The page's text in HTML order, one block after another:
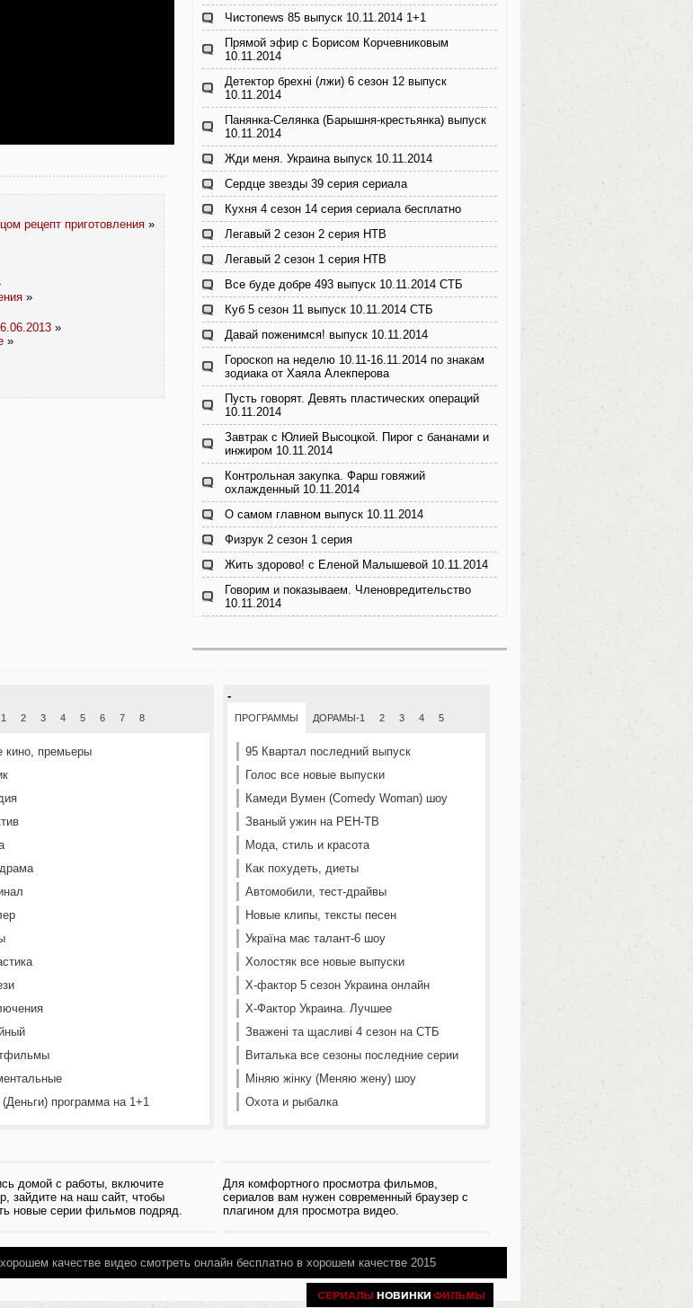
рецепт приготовления »
»
»
»
Чистоnews 85 выпуск 10.11.2014 1+1
Прямой эфир с Борисом Корчевниковым
10.11.2014
Детектор брехні (лжи) 6 сезон 12 выпуск
10.11.2014
Панянка-Селянка (Барышня-крестьянка) выпуск
10.11.2014
Жди меня. Украина выпуск 10.11.2014
Сердце звезды 39 серия сериала
Кухня 4 сезон 14 серия сериала бесплатно
Легавый 2 сезон 2 серия НТВ
Легавый 2 сезон 1 серия НТВ
Все буде добре 493 выпуск 10.11.2014 СТБ
Куб 5 сезон 11 выпуск 10.11.2014 СТБ
Давай поженимся! выпуск 10.11.2014
Гороскоп на неделю 10.11-16.11.2014 по знакам
зодиака от Хаяла Алекперова
Пусть говорят. Девять пластических операций
10.11.2014
Завтрак с Юлией Высоцкой. Пирог с бананами и
инжиром 10.11.2014
Контрольная закупка. Фарш говяжий
охлажденный 10.11.2014
О самом главном выпуск 10.11.2014
Физрук 2 сезон 1 серия
Жить здорово! с Еленой Малышевой 10.11.2014
Говорим и показываем. Членовредительство
10.11.2014
1 2 3 4 5 6 7 8
кино, премьеры
(Деньги) программа на 1+1
домой с работы, включите
зайдите на наш сайт, чтобы
новые серии фильмов подряд.
-
ПРОГРАММЫ ДОРАМЫ-1 2 3 4 5
95 Квартал последний выпуск
Голос все новые выпуски
Камеди Вумен (Comedy Woman) шоу
Званый ужин на РЕН-ТВ
Мода, стиль и красота
Как похудеть, диеты
Автомобили, тест-драйвы
Новые клипы, тексты песен
Україна має талант-6 шоу
Холостяк все новые выпуски
Х-фактор 5 сезон Украина онлайн
Х-Фактор Украина. Лучшее
Зважені та щасливі 4 сезон на СТБ
Виталька все сезоны последние серии
Міняю жінку (Меняю жену) шоу
Охота и рыбалка
Для комфортного просмотра фильмов,
сериалов вам нужен современный браузер с
плагином для просмотра видео.
качестве видео смотреть онлайн бесплатно в хорошем качестве 2015